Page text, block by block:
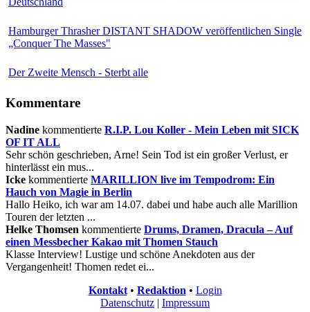
Hamburger Thrasher DISTANT SHADOW veröffentlichen Single
„Conquer The Masses"
Der Zweite Mensch - Sterbt alle
Kommentare
Nadine kommentierte R.I.P. Lou Koller - Mein Leben mit SICK
OF IT ALL
Sehr schön geschrieben, Arne! Sein Tod ist ein großer Verlust, er
hinterlässt ein mus...
Icke kommentierte MARILLION live im Tempodrom: Ein
Hauch von Magie in Berlin
Hallo Heiko, ich war am 14.07. dabei und habe auch alle Marillion
Touren der letzten ...
Helke Thomsen kommentierte Drums, Dramen, Dracula – Auf
einen Messbecher Kakao mit Thomen Stauch
Klasse Interview! Lustige und schöne Anekdoten aus der
Vergangenheit! Thomen redet ei...
Kontakt• Redaktion • Login
Datenschutz | Impressum